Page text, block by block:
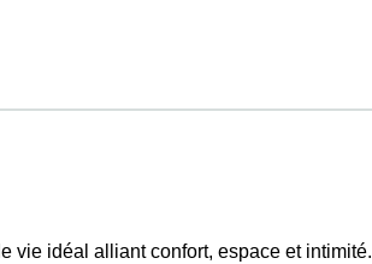
vie idéal alliant confort, espace et intimité.